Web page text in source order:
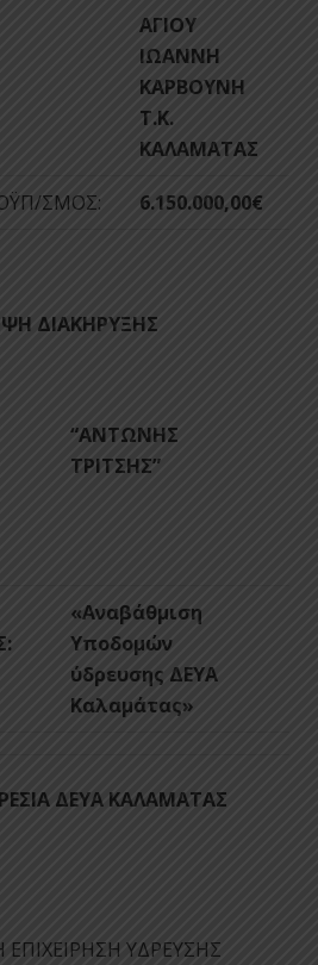
ΑΓΙΟΥ
ΙΩΑΝΝΗ
ΚΑΡΒΟΥΝΗ
Τ.Κ.
ΚΑΛΑΜΑΤΑΣ
ΣΜΟΣ: 6.150.000,00€
ΔΙΑΚΗΡΥΞΗΣ
“ΑΝΤΩΝΗΣ
ΤΡΙΤΣΗΣ”
«Αναβάθμιση
Υποδομών
ύδρευσης ΔΕΥΑ
Καλαμάτας»
ΔΕΥΑ ΚΑΛΑΜΑΤΑΣ
ΥΔΡΕΥΣΗΣ